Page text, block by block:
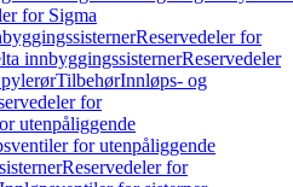
for Sigma
Reservedeler for
innbyggingssisternerReservedeler
TilbehørInnløps- og
for
utenpåliggende
for utenpåliggende
Reservedeler for